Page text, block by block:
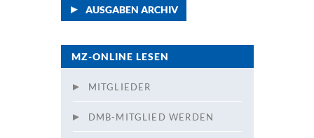
AUSGABEN ARCHIV
MZ-ONLINE LESEN
MITGLIEDER
DMB-MITGLIED WERDEN